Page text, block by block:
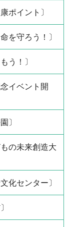
ポイント〕
を守ろう！〕
う！〕
イベント開
〕
の未来創造大
化センター〕